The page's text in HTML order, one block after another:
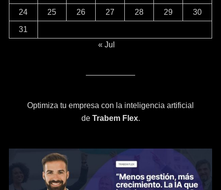
24 25 26 27 28 29 30
31
« Jul
Optimiza tu empresa con la inteligencia artificial
de Trabem Flex.